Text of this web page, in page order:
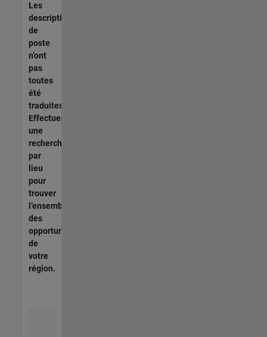
Les
descriptions
de
poste
n’ont
pas
toutes
été
traduites.
Effectuez
une
recherche
par
lieu
pour
trouver
l’ensemble
des
opportunités
de
votre
région.